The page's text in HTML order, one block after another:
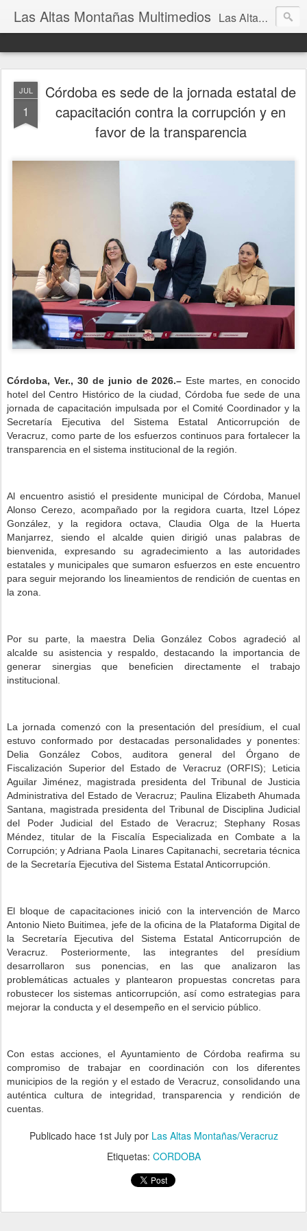
Las Altas Montañas Multimedios Las Altas Montañas Multimedios
JUL
1
Córdoba es sede de la jornada estatal de
capacitación contra la corrupción y en
favor de la transparencia
Córdoba, Ver., 30 de junio de 2026.– Este martes, en conocido
hotel del Centro Histórico de la ciudad, Córdoba fue sede de una
jornada de capacitación impulsada por el Comité Coordinador y la
Secretaría Ejecutiva del Sistema Estatal Anticorrupción de
Veracruz, como parte de los esfuerzos continuos para fortalecer la
transparencia en el sistema institucional de la región.
Al encuentro asistió el presidente municipal de Córdoba, Manuel
Alonso Cerezo, acompañado por la regidora cuarta, Itzel López
González, y la regidora octava, Claudia Olga de la Huerta
Manjarrez, siendo el alcalde quien dirigió unas palabras de
bienvenida, expresando su agradecimiento a las autoridades
estatales y municipales que sumaron esfuerzos en este encuentro
para seguir mejorando los lineamientos de rendición de cuentas en
la zona.
Por su parte, la maestra Delia González Cobos agradeció al
alcalde su asistencia y respaldo, destacando la importancia de
generar sinergias que beneficien directamente el trabajo
institucional.
La jornada comenzó con la presentación del presídium, el cual
estuvo conformado por destacadas personalidades y ponentes:
Delia González Cobos, auditora general del Órgano de
Fiscalización Superior del Estado de Veracruz (ORFIS); Leticia
Aguilar Jiménez, magistrada presidenta del Tribunal de Justicia
Administrativa del Estado de Veracruz; Paulina Elizabeth Ahumada
Santana, magistrada presidenta del Tribunal de Disciplina Judicial
del Poder Judicial del Estado de Veracruz; Stephany Rosas
Méndez, titular de la Fiscalía Especializada en Combate a la
Corrupción; y Adriana Paola Linares Capitanachi, secretaria técnica
de la Secretaría Ejecutiva del Sistema Estatal Anticorrupción.
El bloque de capacitaciones inició con la intervención de Marco
Antonio Nieto Buitimea, jefe de la oficina de la Plataforma Digital de
la Secretaría Ejecutiva del Sistema Estatal Anticorrupción de
Veracruz. Posteriormente, las integrantes del presídium
desarrollaron sus ponencias, en las que analizaron las
problemáticas actuales y plantearon propuestas concretas para
robustecer los sistemas anticorrupción, así como estrategias para
mejorar la conducta y el desempeño en el servicio público.
Con estas acciones, el Ayuntamiento de Córdoba reafirma su
compromiso de trabajar en coordinación con los diferentes
municipios de la región y el estado de Veracruz, consolidando una
auténtica cultura de integridad, transparencia y rendición de
cuentas.
Publicado hace 1st Julypor Las Altas Montañas/Veracruz
Etiquetas: CORDOBA